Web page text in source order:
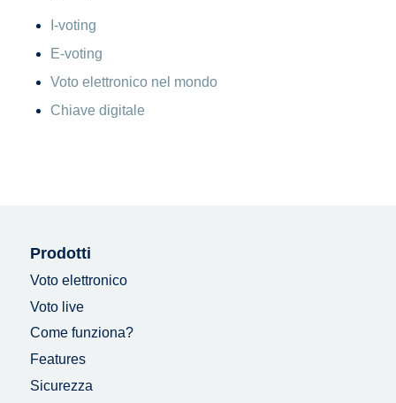
I-voting
E-voting
Voto elettronico nel mondo
Chiave digitale
Prodotti
Voto elettronico
Voto live
Come funziona?
Features
Sicurezza